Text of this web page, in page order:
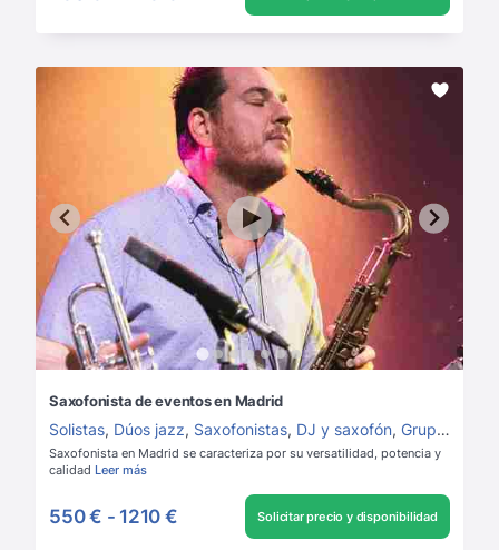
Saxofonista de eventos en Madrid
Solistas, Dúos jazz, Saxofonistas, DJ y saxofón, Grupos de Jazz
Saxofonista en Madrid se caracteriza por su versatilidad, potencia y
calidad Leer más
550 € - 1210 € Solicitar precio y disponibilidad